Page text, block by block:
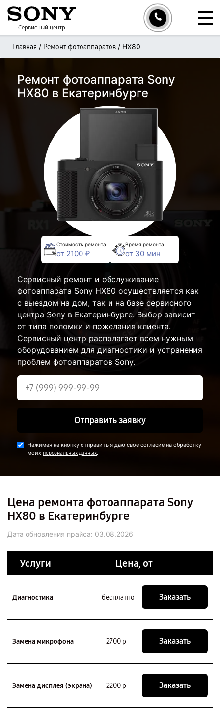
Сервисный центр
Главная / Ремонт фотоаппаратов / HX80
Ремонт фотоаппарата Sony
HX80 в Екатеринбурге
Стоимость ремонта
от 2100 ₽
Время ремонта
от 30 мин
Сервисный ремонт и обслуживание
фотоаппарата Sony HX80 осуществляется как
с выездом на дом, так и на базе сервисного
центра Sony в Екатеринбурге. Выбор зависит
от типа поломки и пожелания клиента.
Сервисный центр располагает всем нужным
оборудованием для диагностики и устранения
проблем фотоаппаратов Sony.
Отправить заявку
Нажимая на кнопку отправить я даю свое согласие на обработку
моих персональных данных.
Цена ремонта фотоаппарата Sony
HX80 в Екатеринбурге
Дата обновления прайса: 03.08.2026
Услуги Цена, от
Диагностика бесплатно Заказать
Замена микрофона 2700 р Заказать
Замена дисплея (экрана) 2200 р Заказать